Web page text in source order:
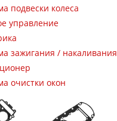
подвески колеса
управление
зажигания / накаливания
очистки окон